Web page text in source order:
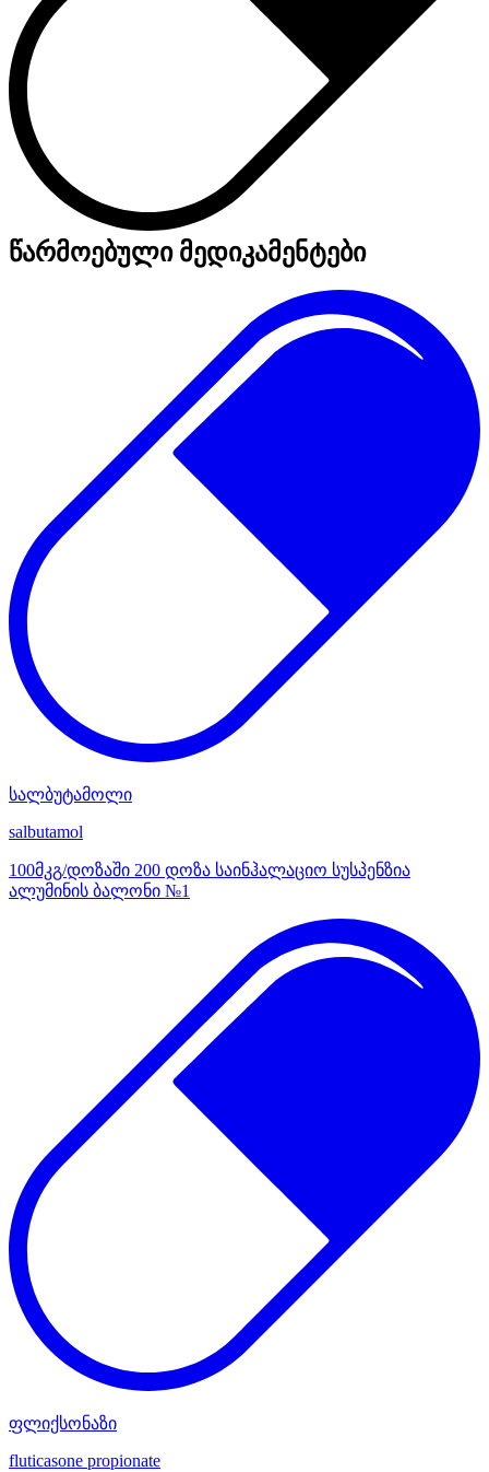
წარმოებული მედიკამენტები
სალბუტამოლი
salbutamol
100მკგ/დოზაში 200 დოზა საინჰალაციო სუსპენზია
ალუმინის ბალონი №1
ფლიქსონაზი
fluticasone propionate